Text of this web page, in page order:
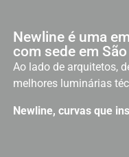
Newline é uma
com sede em
Ao lado de arquitetos,
melhores luminárias
Newline, curvas que